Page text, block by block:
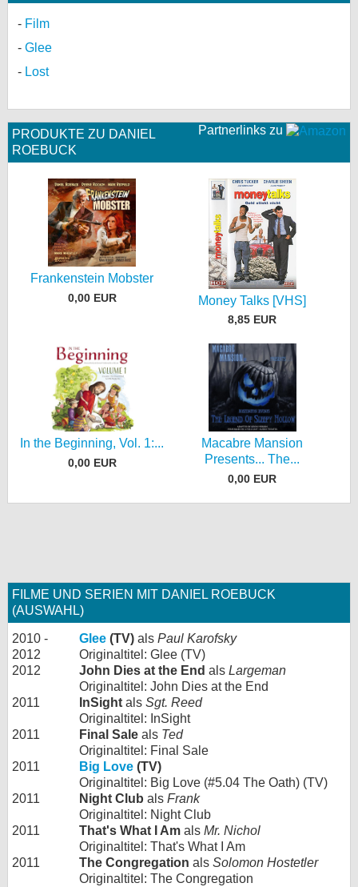
Film
Glee
Lost
Partnerlinks zu
PRODUKTE ZU DANIEL
ROEBUCK
Frankenstein Mobster
0,00 EUR Money Talks [VHS]
8,85 EUR
In the Beginning, Vol. 1:...
0,00 EUR
Macabre Mansion
Presents... The...
0,00 EUR
FILME UND SERIEN MIT DANIEL ROEBUCK
(AUSWAHL)
2010 -
2012
Glee (TV) als Paul Karofsky
Originaltitel: Glee (TV)
2012
John Dies at the End als Largeman
Originaltitel: John Dies at the End
2011
InSight als Sgt. Reed
Originaltitel: InSight
2011
Final Sale als Ted
Originaltitel: Final Sale
2011
Big Love (TV)
Originaltitel: Big Love (#5.04 The Oath) (TV)
2011
Night Club als Frank
Originaltitel: Night Club
2011
That's What I Am als Mr. Nichol
Originaltitel: That's What I Am
2011
The Congregation als Solomon Hostetler
Originaltitel: The Congregation